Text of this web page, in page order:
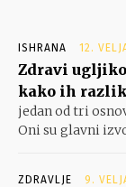
ISHRANA 12.
Zdravi
kako ih
jedan od tri
Oni su glavni
ZDRAVLJE 9.